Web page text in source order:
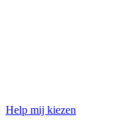
Help mij kiezen